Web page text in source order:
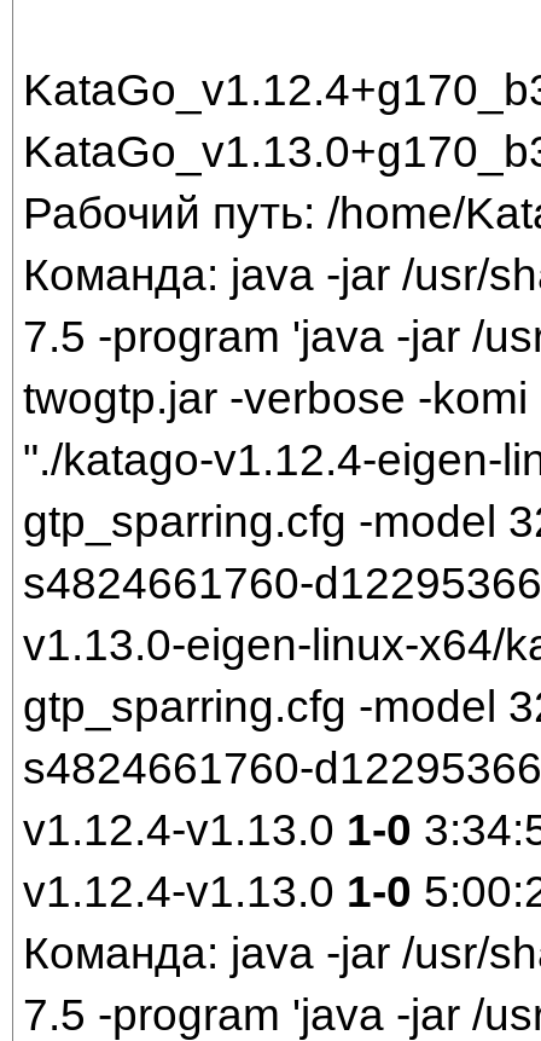
Рабочий путь: /home/
Команда: java -jar /usr/
7.5 -program 'java -jar /
twogtp.jar -verbose -
"./katago-v1.12.4-eigen-
gtp_sparring.cfg -model
s4824661760-
v1.13.0-eigen-linux-x64/
gtp_sparring.cfg -model
s4824661760-
v1.12.4-v1.13.0 1-0
v1.12.4-v1.13.0 1-0
Команда: java -jar /usr/
7.5 -program 'java -jar /